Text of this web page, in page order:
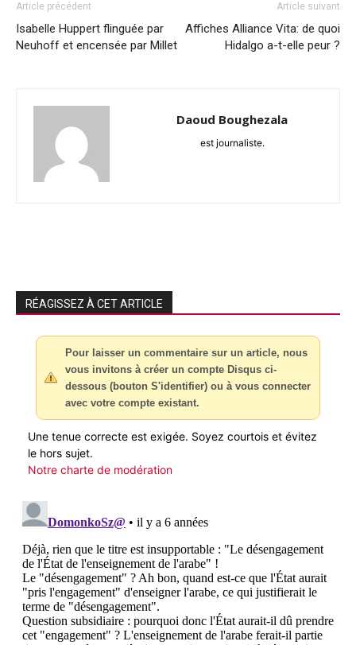
Article précédent
Isabelle Huppert flinguée par
Neuhoff et encensée par Millet
Article suivant
Affiches Alliance Vita: de quoi
Hidalgo a-t-elle peur ?
Daoud Boughezala
est journaliste.
RÉAGISSEZ À CET ARTICLE
Pour laisser un commentaire sur un article, nous
vous invitons à créer un compte Disqus ci-
dessous (bouton S'identifier) ou à vous connecter
avec votre compte existant.
Une tenue correcte est exigée. Soyez courtois et évitez
le hors sujet.
Notre charte de modération